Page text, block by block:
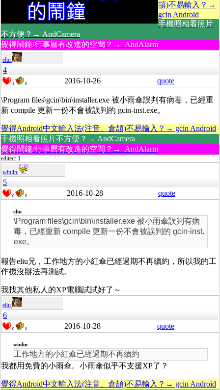
頡)不易輸入？→
gcin Android
手機照相看照片
不方便？→ AndCamera
覺得鬧鐘/行事曆有改進的空間？→ AndAlarm
eliu
4
1 0 2016-10-26 quote
\Program files\gcin\bin\installer.exe 被小雨傘誤判有病毒，已經重
新 compile 更新一份不會被誤判的 gcin-inst.exe。
覺得Android中文輸入法(注音、倉頡)不易輸入？→ gcin Android
手機照相看照片不方便？→ AndCamera
覺得鬧鐘/行事曆有改進的空間？→ AndAlarm
edited: 1
winlin
5
0 0 2016-10-28 quote
eliu
\Program files\gcin\bin\installer.exe 被小雨傘誤判有病
毒，已經重新 compile 更新一份不會被誤判的 gcin-inst.
exe。
報告eliu兄，工作地方的小紅傘已經過期不再續約，所以我的工
作機沒辦法再測試。
我找其他私人的XP電腦試試好了～
eliu
6
0 0 2016-10-28 quote
winlin
工作地方的小紅傘已經過期不再續約
我都用免費的小雨傘。小雨傘似乎不支援XP了？
覺得Android中文輸入法(注音、倉頡)不易輸入？→ gcin Android